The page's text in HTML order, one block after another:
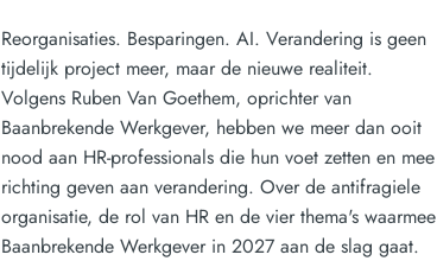
Reorganisaties. Besparingen. AI. Verandering is geen
tijdelijk project meer, maar de nieuwe realiteit.
Volgens Ruben Van Goethem, oprichter van
Baanbrekende Werkgever, hebben we meer dan ooit
nood aan HR-professionals die hun voet zetten en mee
richting geven aan verandering. Over de antifragiele
organisatie, de rol van HR en de vier thema's waarmee
Baanbrekende Werkgever in 2027 aan de slag gaat.